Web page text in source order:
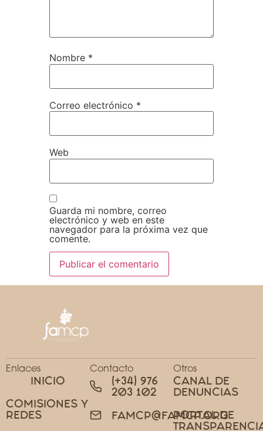
Nombre *
Correo electrónico *
Web
Guarda mi nombre, correo
electrónico y web en este
navegador para la próxima vez que
comente.
Enlaces
INICIO
COMISIONES Y
REDES
Contacto
(+34) 976
203 102
FAMCP@FAMCP.ORG
Otros
CANAL DE
DENUNCIAS
PORTAL DE